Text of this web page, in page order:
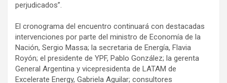
perjudicados”.
El cronograma del encuentro continuará con destacadas
intervenciones por parte del ministro de Economía de la
Nación, Sergio Massa; la secretaria de Energía, Flavia
Royón; el presidente de YPF, Pablo González; la gerenta
General Argentina y vicepresidenta de LATAM de
Excelerate Energy, Gabriela Aguilar; consultores